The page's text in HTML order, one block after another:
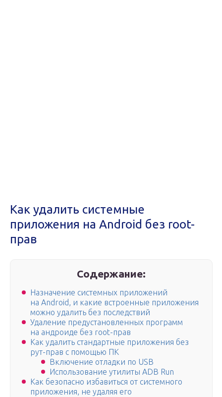
Как удалить системные
приложения на Android без root-
прав
Содержание:
Назначение системных приложений
на Android, и какие встроенные приложения
можно удалить без последствий
Удаление предустановленных программ
на андроиде без root-прав
Как удалить стандартные приложения без
рут-прав с помощью ПК
Включение отладки по USB
Использование утилиты ADB Run
Как безопасно избавиться от системного
приложения, не удаляя его